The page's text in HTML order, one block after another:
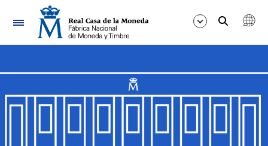
Nabigazioa
Erakutsi/Ezkutatu